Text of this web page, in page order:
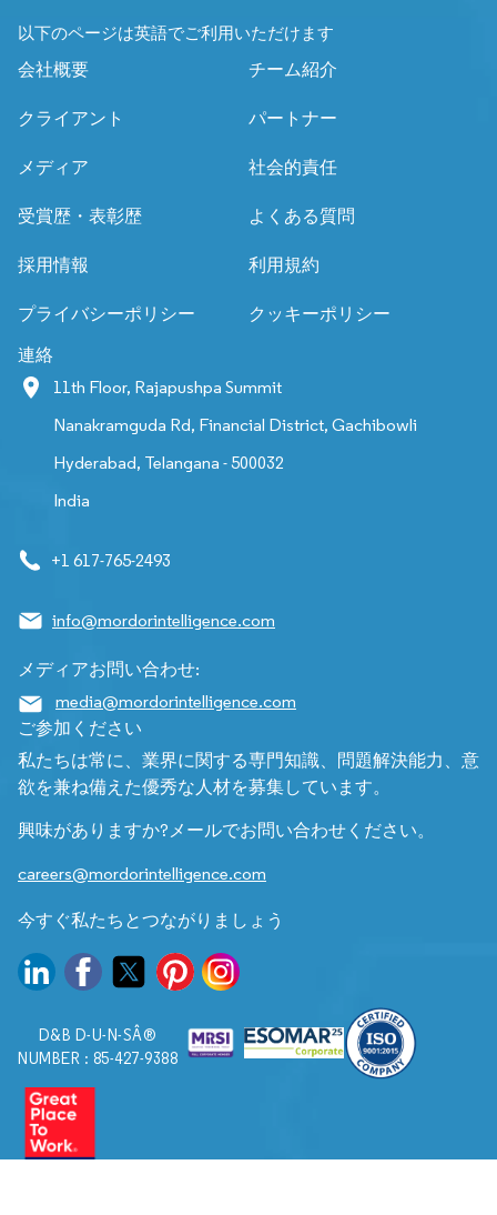
以下のページは英語でご利用いただけます
会社概要
チーム紹介
クライアント パートナー
メディア 社会的責任
受賞歴・表彰歴 よくある質問
採用情報 利用規約
プライバシーポリシー クッキーポリシー
連絡
11th Floor, Rajapushpa Summit
Nanakramguda Rd, Financial District, Gachibowli
Hyderabad, Telangana - 500032
India
+1 617-765-2493
info@mordorintelligence.com
メディアお問い合わせ:
media@mordorintelligence.com
ご参加ください
私たちは常に、業界に関する専門知識、問題解決能力、意
欲を兼ね備えた優秀な人材を募集しています。
興味がありますか?メールでお問い合わせください。
careers@mordorintelligence.com
今すぐ私たちとつながりましょう
D&B D-U-N-SÂ®
NUMBER : 85-427-9388